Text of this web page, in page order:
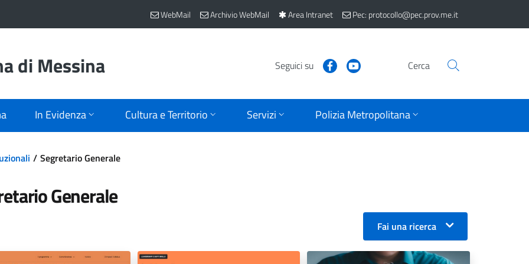
WebMail Archivio WebMail Area Intranet Pec: protocollo@pec.prov.me.it
di Messina Seguici su Cerca
In Evidenza Cultura e Territorio Servizi Polizia Metropolitana
Segretario Generale
Generale
Fai una ricerca